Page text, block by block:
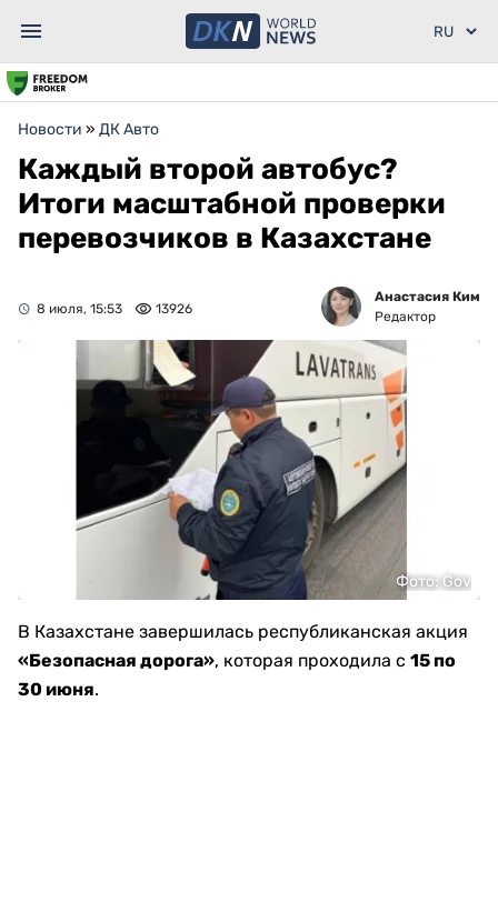
Новости » ДК Авто
Каждый второй автобус?
Итоги масштабной проверки
перевозчиков в Казахстане
8 июля, 15:53 13926
Анастасия Ким
Редактор
Фото: Gov
В Казахстане завершилась республиканская акция
«Безопасная дорога», которая проходила с 15 по
30 июня.